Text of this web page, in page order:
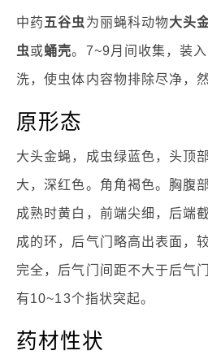
中药 五谷虫 为丽蝇科动物大头
虫或蛹壳。7~9月间收集，装
洗，使虫体内容物排除尽净，
原形态
大头金蝇，成虫绿蓝色，头顶
大，深红色。角角褐色。胸腹
成熟时黄白，前端尖细，后端
成的环，后气门略高出表面，
完全，后气门间距不大于后气
有10~13个指状突起。
药材性状